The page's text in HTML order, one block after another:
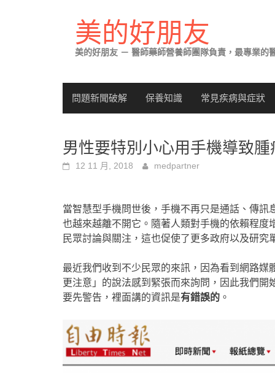
美的好朋友
美的好朋友 － 醫師藥師營養師團隊負責，最專業的
問題新聞破解 保養知識 常見疾病與症狀
男性要特別小心用手機導致
12 11 月, 2018 medpartner
當智慧型手機問世後，手機不再只是通話、傳
也越來越離不開它。隨著人類對手機的依賴程
民眾討論與關注，這也促使了更多政府以及研
最近我們收到不少民眾的來訊，因為看到網路
更注意」的說法感到緊張而來詢問，因此我們
要先警告，裡面講的資訊是有錯誤的 。